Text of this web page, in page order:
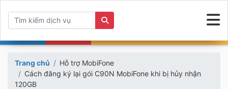
Trang chủ
Hỗ trợ MobiFone
Cách đăng ký lại gói C90N MobiFone khi bị hủy nhận
120GB